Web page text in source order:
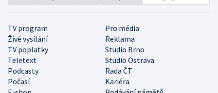
TV program
Pro média
Živé vysílání
Reklama
TV poplatky
Studio Brno
Teletext
Studio Ostrava
Podcasty
Rada ČT
Počasí
Kariéra